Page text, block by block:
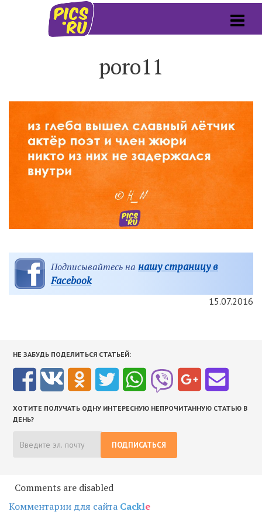
poro11
Подписывайтесь на нашу страницу в
Facebook
15.07.2016
НЕ ЗАБУДЬ ПОДЕЛИТЬСЯ СТАТЬЕЙ:
ХОТИТЕ ПОЛУЧАТЬ ОДНУ ИНТЕРЕСНУЮ НЕПРОЧИТАННУЮ СТАТЬЮ В
ДЕНЬ?
ПОДПИСАТЬСЯ
Comments are disabled
Комментарии для сайта Cackle